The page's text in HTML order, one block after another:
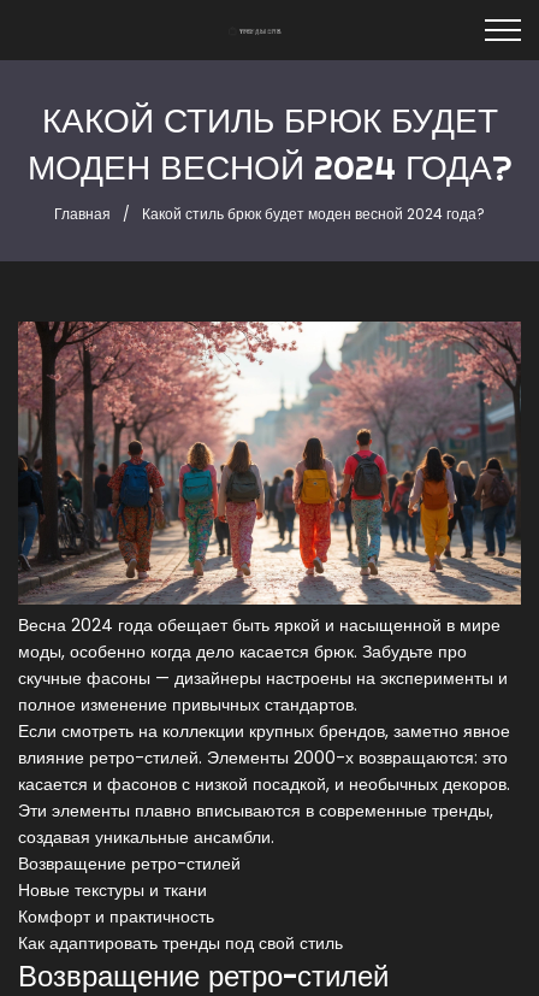
КАКОЙ СТИЛЬ БРЮК БУДЕТ
МОДЕН ВЕСНОЙ 2024 ГОДА?
Главная Какой стиль брюк будет моден весной 2024 года?
Весна 2024 года обещает быть яркой и насыщенной в мире
моды, особенно когда дело касается брюк. Забудьте про
скучные фасоны — дизайнеры настроены на эксперименты и
полное изменение привычных стандартов.
Если смотреть на коллекции крупных брендов, заметно явное
влияние ретро-стилей. Элементы 2000-х возвращаются: это
касается и фасонов с низкой посадкой, и необычных декоров.
Эти элементы плавно вписываются в современные тренды,
создавая уникальные ансамбли.
Возвращение ретро-стилей
Новые текстуры и ткани
Комфорт и практичность
Как адаптировать тренды под свой стиль
Возвращение ретро-стилей